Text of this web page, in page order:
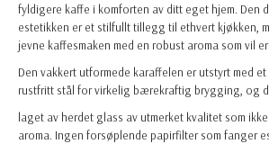
fyldigere kaffe i komforten av ditt eget hjem. Den
estetikken er et stilfullt tillegg til ethvert kjøkken,
jevne kaffesmaken med en robust aroma som vil
Den vakkert utformede karaffelen er utstyrt med
rustfritt stål for virkelig bærekraftig brygging, og
laget av herdet glass av utmerket kvalitet som
aroma. Ingen forsøplende papirfiltersom fanger